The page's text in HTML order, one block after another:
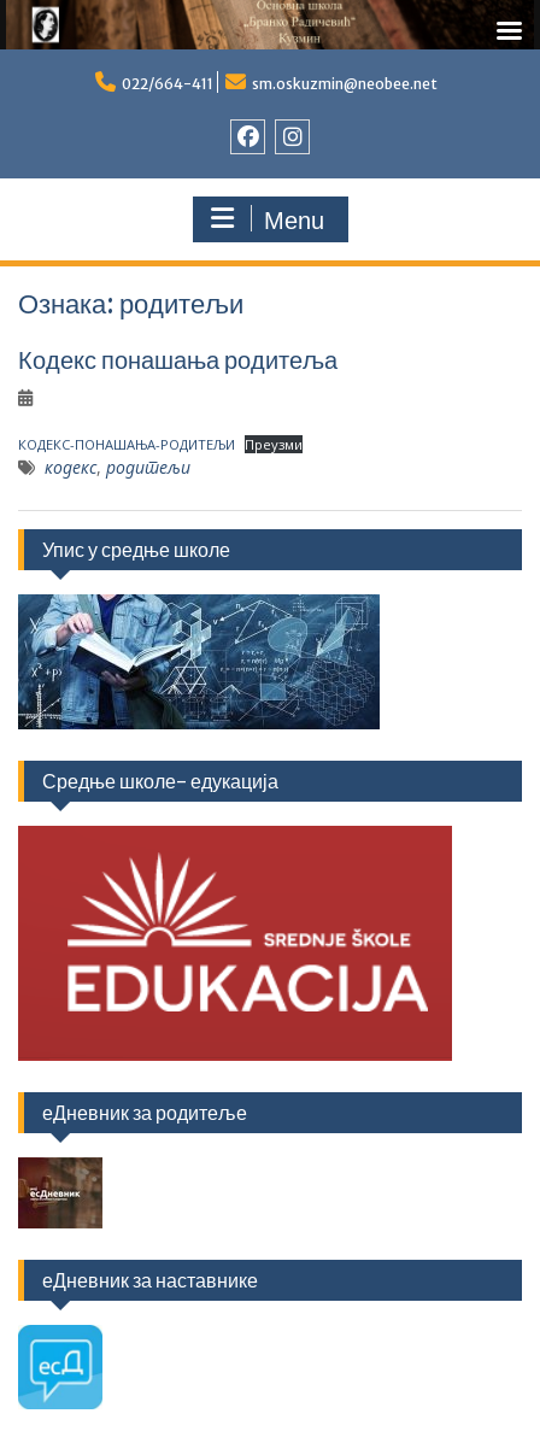
022/664-411 sm.oskuzmin@neobee.net
Menu
Ознака: родитељи
Кодекс понашања родитеља
КОДЕКС-ПОНАШАЊА-РОДИТЕЉИ Преузми
кодекс, родитељи
Упис у средње школе
Средње школе- едукација
еДневник за родитеље
еДневник за наставнике